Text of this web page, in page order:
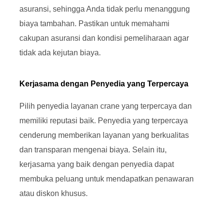
asuransi, sehingga Anda tidak perlu menanggung
biaya tambahan. Pastikan untuk memahami
cakupan asuransi dan kondisi pemeliharaan agar
tidak ada kejutan biaya.
Kerjasama dengan Penyedia yang Terpercaya
Pilih penyedia layanan crane yang terpercaya dan
memiliki reputasi baik. Penyedia yang terpercaya
cenderung memberikan layanan yang berkualitas
dan transparan mengenai biaya. Selain itu,
kerjasama yang baik dengan penyedia dapat
membuka peluang untuk mendapatkan penawaran
atau diskon khusus.